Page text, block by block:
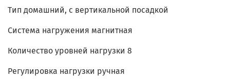
Тип домашний, с вертикальной посадкой
Система нагружения магнитная
Количество уровней нагрузки 8
Регулировка нагрузки ручная